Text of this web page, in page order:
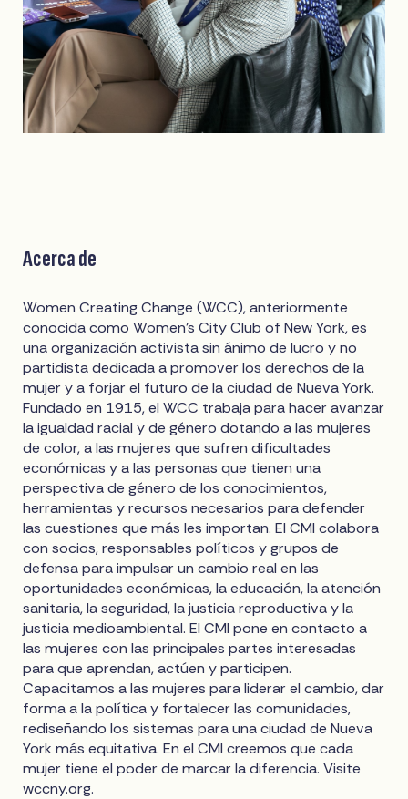
Acerca de
Women Creating Change (WCC), anteriormente
conocida como Women's City Club of New York, es
una organización activista sin ánimo de lucro y no
partidista dedicada a promover los derechos de la
mujer y a forjar el futuro de la ciudad de Nueva York.
Fundado en 1915, el WCC trabaja para hacer avanzar
la igualdad racial y de género dotando a las mujeres
de color, a las mujeres que sufren dificultades
económicas y a las personas que tienen una
perspectiva de género de los conocimientos,
herramientas y recursos necesarios para defender
las cuestiones que más les importan. El CMI colabora
con socios, responsables políticos y grupos de
defensa para impulsar un cambio real en las
oportunidades económicas, la educación, la atención
sanitaria, la seguridad, la justicia reproductiva y la
justicia medioambiental. El CMI pone en contacto a
las mujeres con las principales partes interesadas
para que aprendan, actúen y participen.
Capacitamos a las mujeres para liderar el cambio, dar
forma a la política y fortalecer las comunidades,
rediseñando los sistemas para una ciudad de Nueva
York más equitativa. En el CMI creemos que cada
mujer tiene el poder de marcar la diferencia. Visite
wccny.org.